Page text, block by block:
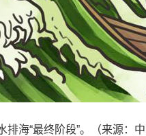
排海“最终阶段”。（来源